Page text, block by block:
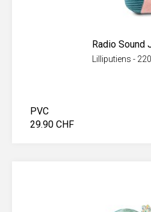
Radio Sound
Lilliputiens -
PVC
29.90 CHF